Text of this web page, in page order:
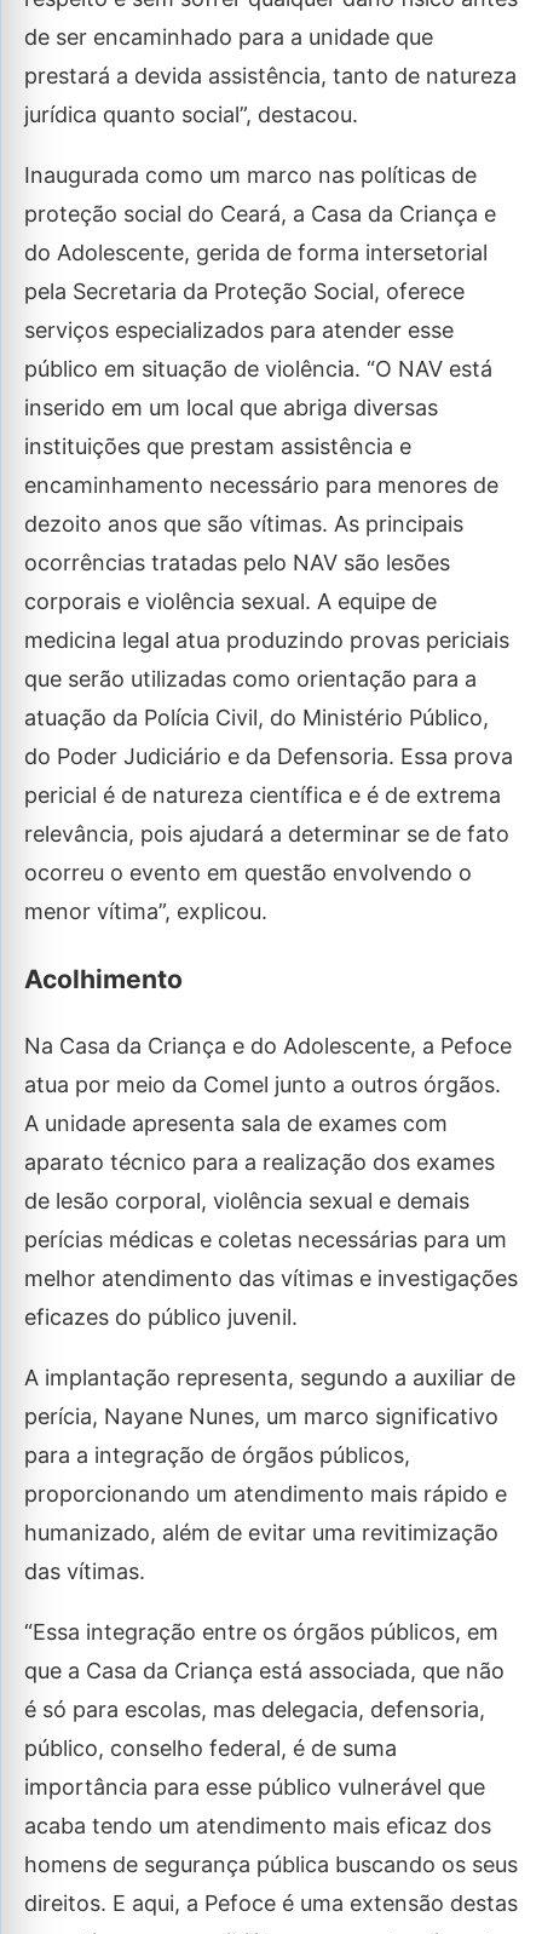
de ser encaminhado para a unidade que
prestará a devida assistência, tanto de natureza
jurídica quanto social”, destacou.
Inaugurada como um marco nas políticas de
proteção social do Ceará, a Casa da Criança e
do Adolescente, gerida de forma intersetorial
pela Secretaria da Proteção Social, oferece
serviços especializados para atender esse
público em situação de violência. “O NAV está
inserido em um local que abriga diversas
instituições que prestam assistência e
encaminhamento necessário para menores de
dezoito anos que são vítimas. As principais
ocorrências tratadas pelo NAV são lesões
corporais e violência sexual. A equipe de
medicina legal atua produzindo provas periciais
que serão utilizadas como orientação para a
atuação da Polícia Civil, do Ministério Público,
do Poder Judiciário e da Defensoria. Essa prova
pericial é de natureza científica e é de extrema
relevância, pois ajudará a determinar se de fato
ocorreu o evento em questão envolvendo o
menor vítima”, explicou.
Acolhimento
Na Casa da Criança e do Adolescente, a Pefoce
atua por meio da Comel junto a outros órgãos.
A unidade apresenta sala de exames com
aparato técnico para a realização dos exames
de lesão corporal, violência sexual e demais
perícias médicas e coletas necessárias para um
melhor atendimento das vítimas e investigações
eficazes do público juvenil.
A implantação representa, segundo a auxiliar de
perícia, Nayane Nunes, um marco significativo
para a integração de órgãos públicos,
proporcionando um atendimento mais rápido e
humanizado, além de evitar uma revitimização
das vítimas.
“Essa integração entre os órgãos públicos, em
que a Casa da Criança está associada, que não
é só para escolas, mas delegacia, defensoria,
público, conselho federal, é de suma
importância para esse público vulnerável que
acaba tendo um atendimento mais eficaz dos
homens de segurança pública buscando os seus
direitos. E aqui, a Pefoce é uma extensão destas